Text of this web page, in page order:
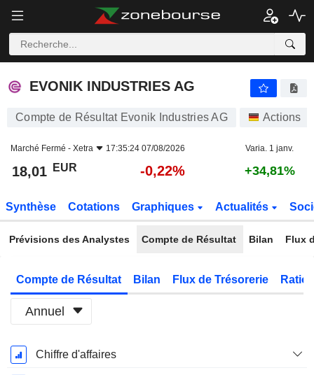
EVONIK INDUSTRIES AG
EVONIK INDUSTRIES AG
Compte de Résultat Evonik Industries AG Actions
Marché Fermé - Xetra 17:35:24 07/08/2026 Varia. 1 janv.
18,01 EUR -0,22% +34,81%
Synthèse Cotations Graphiques Actualités
Prévisions des Analystes Compte de Résultat Bilan Flux
Compte de Résultat Bilan Flux de Trésorerie
Annuel
Période
Fiscale:
Chiffre d'affaires